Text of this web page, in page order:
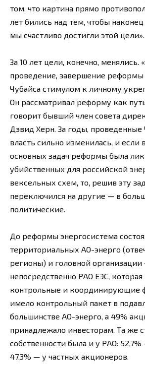
том, что картина прямо
лет бились над тем, чтобы
мы счастливо достигли этой цели».
За 10 лет цели, конечно, менялись.
проведение, завершение
Чубайса стимулом к личному
Он рассматривал реформу как
говорит бывший член совета
Дэвид Херн. За годы, проведенные
власть сильно изменилась, и если
основных задач реформы была
убийственных для российской
вексельных схем, то, решив эту
переключился на другие — в
политические.
До реформы энергосистема
территориальных АО-энерго
регионы) и головной
непосредственно РАО ЕЭС,
контрольные и координирующие
имело контрольный пакет в
большинстве АО-энерго, а 49%
принадлежало инвесторам. Та же
собственности была и у РАО: 52,7%
47,3% — у частных акционеров.